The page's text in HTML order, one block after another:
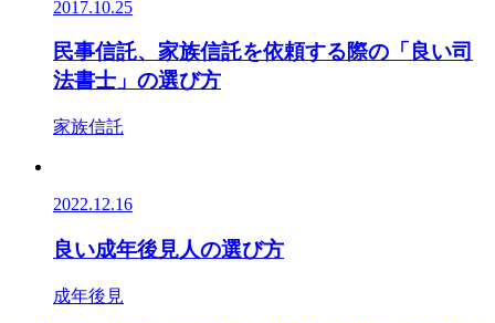
2017.10.25
民事信託、家族信託を依頼する際の「良い司
法書士」の選び方
家族信託
2022.12.16
良い成年後見人の選び方
成年後見